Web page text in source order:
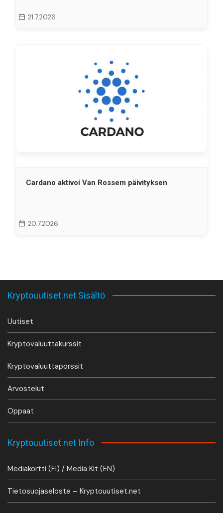
21.7.2026
Cardano aktivoi Van Rossem päivityksen
20.7.2026
Kryptouutiset.net Sisältö
Uutiset
Kryptovaluuttakurssit
Kryptovaluuttapörssit
Arvostelut
Oppaat
Kryptouutiset.net Info
Mediakortti (FI) / Media Kit (EN)
Tietosuojaseloste – Kryptouutiset.net